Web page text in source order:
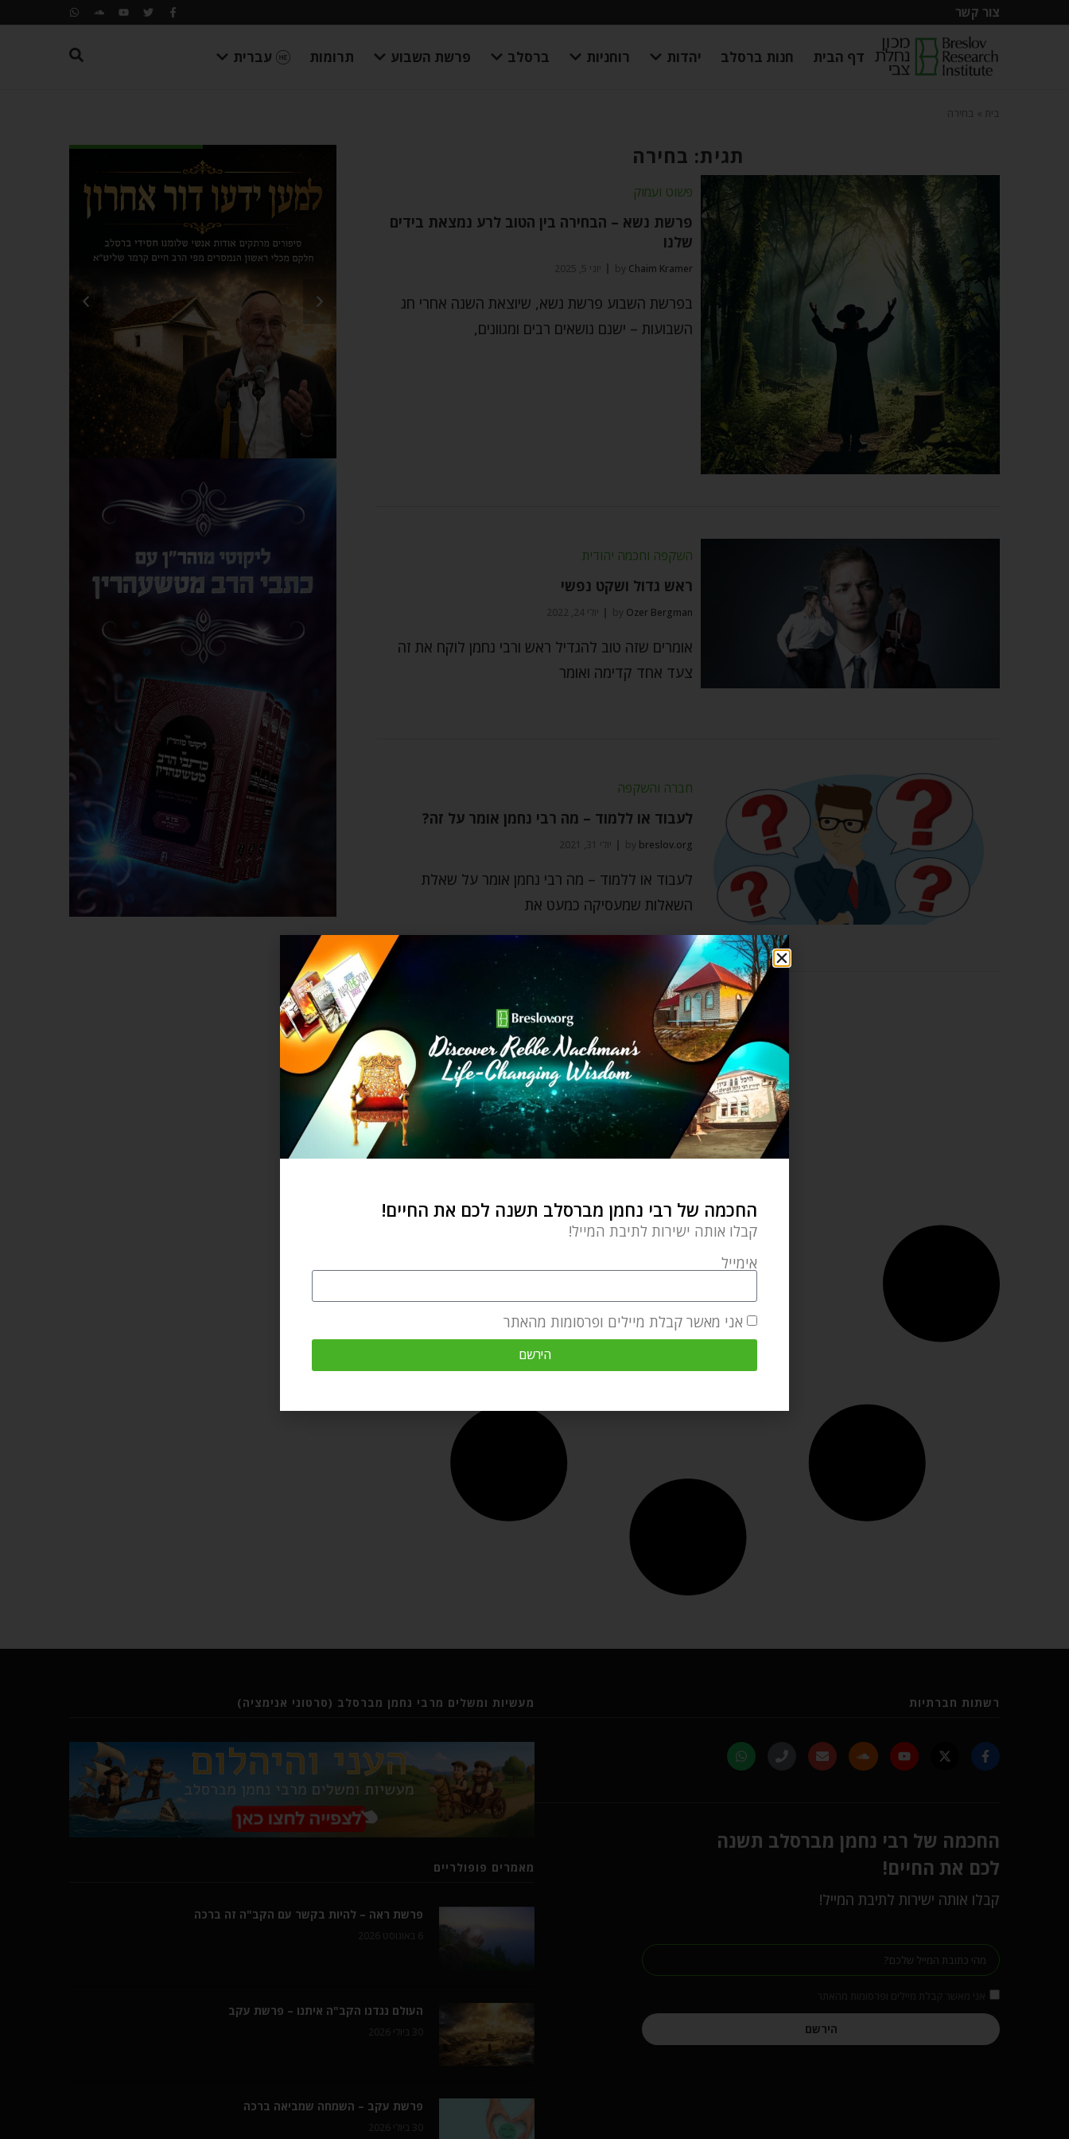
צור קשר
דף הבית חנות ברסלב יהדות רוחניות ברסלב פרשת השבוע תרומות עברית
בית בחירה
תגית: בחירה
פשוט ועמוק
פרשת נשא – הבחירה בין הטוב לרע נמצאת בידים
שלנו
by Chaim Kramer יוני 5, 2025
בפרשת השבוע פרשת נשא, שיוצאת השנה אחרי חג
השבועות – ישנם נושאים רבים ומגוונים,
השקפה וחכמה יהודית
ראש גדול ושקט נפשי
by Ozer Bergman יולי 24, 2022
אומרים שזה טוב להגדיל ראש ורבי נחמן לוקח את זה
צעד אחד קדימה ואומר
חברה והשקפה
לעבוד או ללמוד – מה רבי נחמן אומר על זה?
by breslov.org יולי 31, 2021
לעבוד או ללמוד – מה רבי נחמן אומר על שאלת
השאלות שמעסיקה כמעט את
רשתות חברתיות
החכמה של רבי נחמן מברסלב תשנה
לכם את החיים!
קבלו אותה ישירות לתיבת המייל!
הירשם
מעשיות ומשלים מרבי נחמן מברסלב (סרטוני אנימציה)
מאמרים פופולריים
פרשת ראה – להיות בקשר עם הקב"ה זה ברכה
העולם נגדנו הקב"ה איתנו – פרשת עקב
פרשת עקב – השמחה שמביאה ברכה
החכמה של רבי נחמן מברסלב תשנה לכם את החיים!
קבלו אותה ישירות לתיבת המייל!
אימייל
אני מאשר קבלת מיילים ופרסומות מהאתר
הירשם